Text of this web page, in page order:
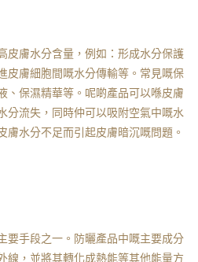
皮膚水分含量，例如：形成水分保護
皮膚細胞間嘅水分傳輸等。常見嘅保
、保濕精華等。呢啲產品可以喺皮膚
分流失，同時仲可以吸附空氣中嘅水
膚水分不足而引起皮膚暗沉嘅問題。
要手段之一。防曬產品中嘅主要成分
線，並將其轉化成熱能等其他能量方